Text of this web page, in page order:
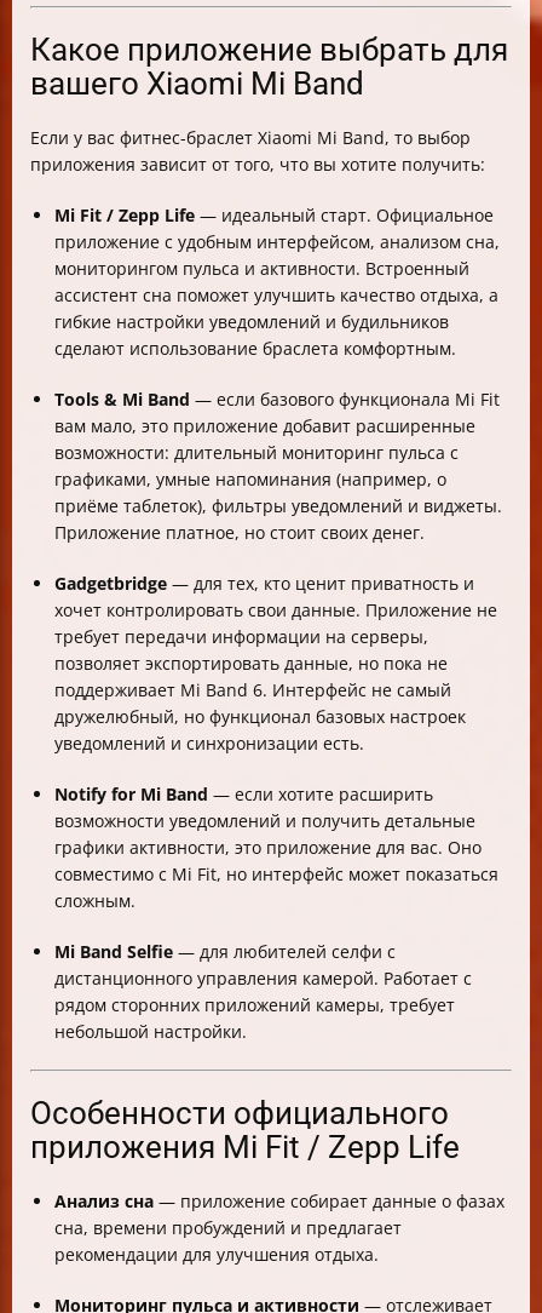
Какое приложение выбрать для
вашего Xiaomi Mi Band
Если у вас фитнес-браслет Xiaomi Mi Band, то выбор
приложения зависит от того, что вы хотите получить:
Mi Fit / Zepp Life — идеальный старт. Официальное
приложение с удобным интерфейсом, анализом сна,
мониторингом пульса и активности. Встроенный
ассистент сна поможет улучшить качество отдыха, а
гибкие настройки уведомлений и будильников
сделают использование браслета комфортным.
Tools & Mi Band — если базового функционала Mi Fit
вам мало, это приложение добавит расширенные
возможности: длительный мониторинг пульса с
графиками, умные напоминания (например, о
приёме таблеток), фильтры уведомлений и виджеты.
Приложение платное, но стоит своих денег.
Gadgetbridge — для тех, кто ценит приватность и
хочет контролировать свои данные. Приложение не
требует передачи информации на серверы,
позволяет экспортировать данные, но пока не
поддерживает Mi Band 6. Интерфейс не самый
дружелюбный, но функционал базовых настроек
уведомлений и синхронизации есть.
Notify for Mi Band — если хотите расширить
возможности уведомлений и получить детальные
графики активности, это приложение для вас. Оно
совместимо с Mi Fit, но интерфейс может показаться
сложным.
Mi Band Selfie — для любителей селфи с
дистанционного управления камерой. Работает с
рядом сторонних приложений камеры, требует
небольшой настройки.
Особенности официального
приложения Mi Fit / Zepp Life
Анализ сна — приложение собирает данные о фазах
сна, времени пробуждений и предлагает
рекомендации для улучшения отдыха.
Мониторинг пульса и активности — отслеживает